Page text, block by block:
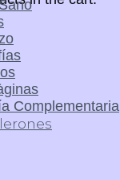
Complementaria